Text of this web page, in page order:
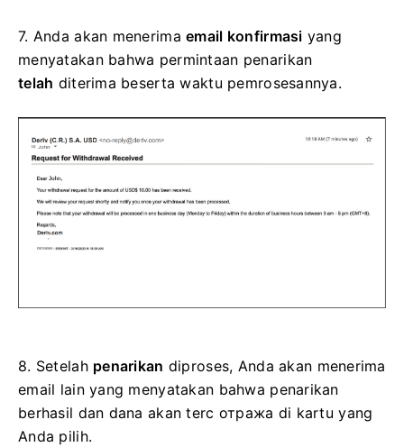
7. Anda akan menerimaemail konfirmasi yang
menyatakan bahwa permintaan penarikan
telah diterima beserta waktu pemrosesannya.
8. Setelah penarikan diproses, Anda akan menerima
email lain yang menyatakan bahwa penarikan
berhasil dan dana akan terc отража di kartu yang
Anda pilih.